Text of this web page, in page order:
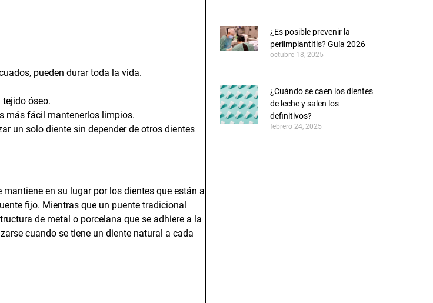
pueden durar toda la vida.
óseo.
más fácil mantenerlos limpios.
un solo diente sin depender de otros dientes
en su lugar por los dientes que están a
fijo. Mientras que un puente tradicional
de metal o porcelana que se adhiere a la
cuando se tiene un diente natural a cada
¿Es posible prevenir la
periimplantitis? Guía 2026
octubre 18, 2025
¿Cuándo se caen los dientes
de leche y salen los
definitivos?
febrero 24, 2025